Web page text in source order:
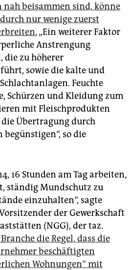
beisammen sind, könne
nur wenige zuerst
„Ein weiterer Faktor
Anstrengung
die zu höherer
sowie die kalte und
Feuchte
Schürzen und Kleidung zum
mit Fleischprodukten
Übertragung durch
so die
16 Stunden am Tag arbeiten,
ständig Mundschutz zu
einzuhalten“, sagte
der Gewerkschaft
(NGG), der taz.
die Regel, dass die
beschäftigten
Wohnungen“ mit